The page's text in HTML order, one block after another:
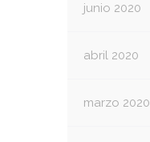
junio 2020
abril 2020
marzo 2020